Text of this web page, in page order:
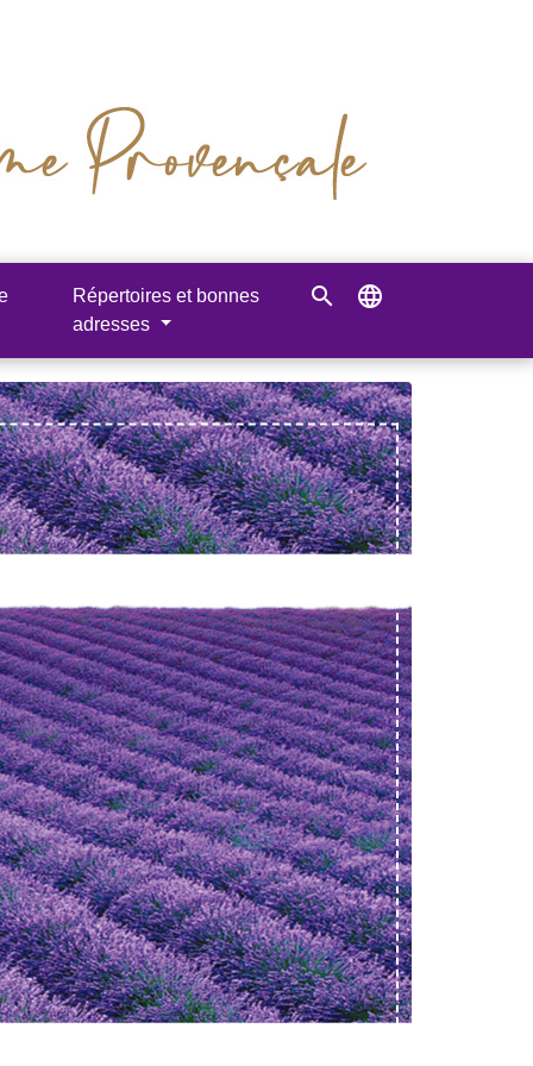
Répertoires et bonnes
adresses
search language